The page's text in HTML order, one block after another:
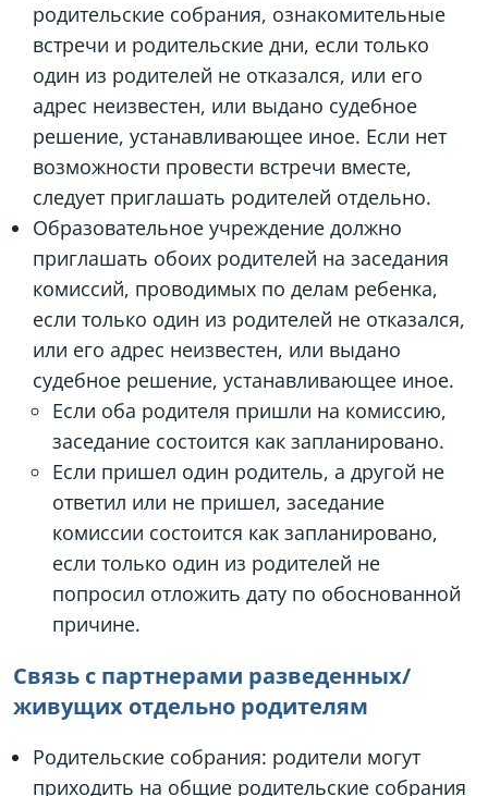
родительские собрания, ознакомительные
встречи и родительские дни, если только
один из родителей не отказался, или его
адрес неизвестен, или выдано судебное
решение, устанавливающее иное. Если нет
возможности провести встречи вместе,
следует приглашать родителей отдельно.
Образовательное учреждение должно
приглашать обоих родителей на заседания
комиссий, проводимых по делам ребенка,
если только один из родителей не отказался,
или его адрес неизвестен, или выдано
судебное решение, устанавливающее иное.
Если оба родителя пришли на комиссию,
заседание состоится как запланировано.
Если пришел один родитель, а другой не
ответил или не пришел, заседание
комиссии состоится как запланировано,
если только один из родителей не
попросил отложить дату по обоснованной
причине.
Связь с партнерами разведенных/
живущих отдельно родителям
Родительские собрания: родители могут
приходить на общие родительские собрания